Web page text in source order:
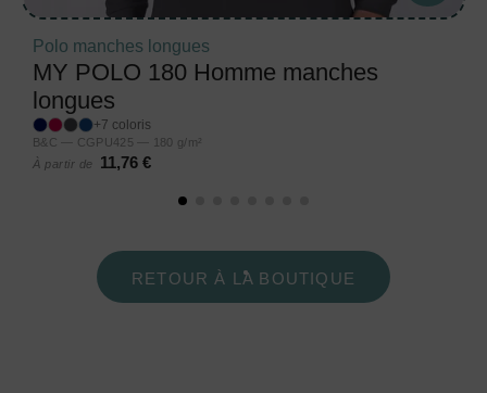
Polo manches longues
MY POLO 180 Homme manches
longues
+7 coloris
B&C — CGPU425 — 180 g/m²
À partir de
11,76 €
RETOUR À LA BOUTIQUE